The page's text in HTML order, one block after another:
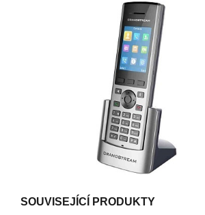
SOUVISEJÍCÍ PRODUKTY